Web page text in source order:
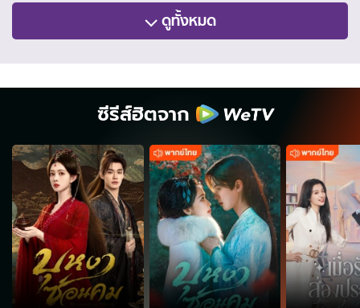
ดูทั้งหมด
ซีรีส์ฮิตจาก